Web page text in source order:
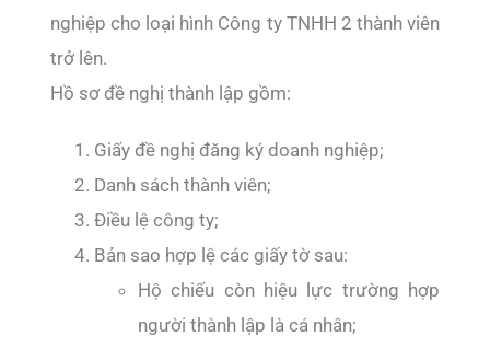
nghiệp cho loại hình Công ty TNHH 2 thành viên
trở lên.
Hồ sơ đề nghị thành lập gồm:
Giấy đề nghị đăng ký doanh nghiệp;
Danh sách thành viên;
Điều lệ công ty;
Bản sao hợp lệ các giấy tờ sau:
Hộ chiếu còn hiệu lực trường hợp
người thành lập là cá nhân;